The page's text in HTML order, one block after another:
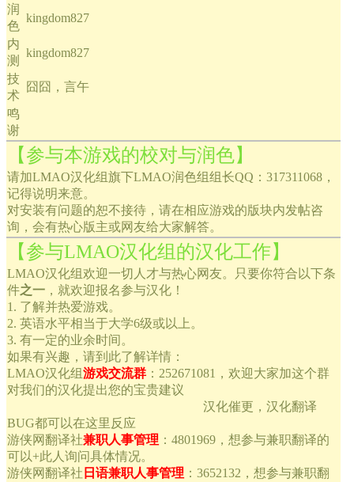
润
色
kingdom827
内
测
kingdom827
技
术
囧囧，言午
鸣
谢
【参与本游戏的校对与润色】
请加LMAO汉化组旗下LMAO润色组组长QQ：317311068，
记得说明来意。
对安装有问题的恕不接待，请在相应游戏的版块内发帖咨
询，会有热心版主或网友给大家解答。
【参与LMAO汉化组的汉化工作】
LMAO汉化组欢迎一切人才与热心网友。只要你符合以下条
件之一 ，就欢迎报名参与汉化！
1. 了解并热爱游戏。
2. 英语水平相当于大学6级或以上。
3. 有一定的业余时间。
如果有兴趣，请到此了解详情：
LMAO汉化组游戏交流群 ：252671081，欢迎大家加这个群
对我们的汉化提出您的宝贵建议
汉化催更，汉化翻译
BUG都可以在这里反应
游侠网翻译社兼职人事管理 ：4801969，想参与兼职翻译的
可以+此人询问具体情况。
游侠网翻译社 日语兼职人事管理 ：3652132，想参与兼职翻